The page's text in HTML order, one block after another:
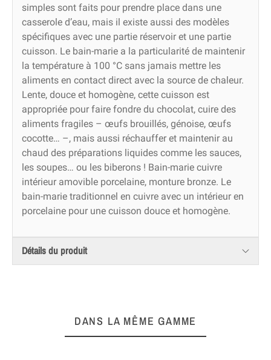
simples sont faits pour prendre place dans une
casserole d’eau, mais il existe aussi des modèles
spécifiques avec une partie réservoir et une partie
cuisson. Le bain-marie a la particularité de maintenir
la température à 100 °C sans jamais mettre les
aliments en contact direct avec la source de chaleur.
Lente, douce et homogène, cette cuisson est
appropriée pour faire fondre du chocolat, cuire des
aliments fragiles – œufs brouillés, génoise, œufs
cocotte… –, mais aussi réchauffer et maintenir au
chaud des préparations liquides comme les sauces,
les soupes… ou les biberons ! Bain-marie cuivre
intérieur amovible porcelaine, monture bronze. Le
bain-marie traditionnel en cuivre avec un intérieur en
porcelaine pour une cuisson douce et homogène.
Détails du produit
DANS LA MÊME GAMME